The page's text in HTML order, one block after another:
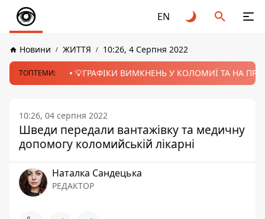
EN
Новини ЖИТТЯ 10:26, 4 Серпня 2022
ТОПТЕМИ: 💡ГРАФІКИ ВИМКНЕНЬ У КОЛОМИЇ ТА НА
10:26, 04 серпня 2022
Шведи передали вантажівку та медичну
допомогу коломийській лікарні
Наталка Сандецька
РЕДАКТОР